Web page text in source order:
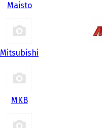
Maisto
Mitsubishi
MKB